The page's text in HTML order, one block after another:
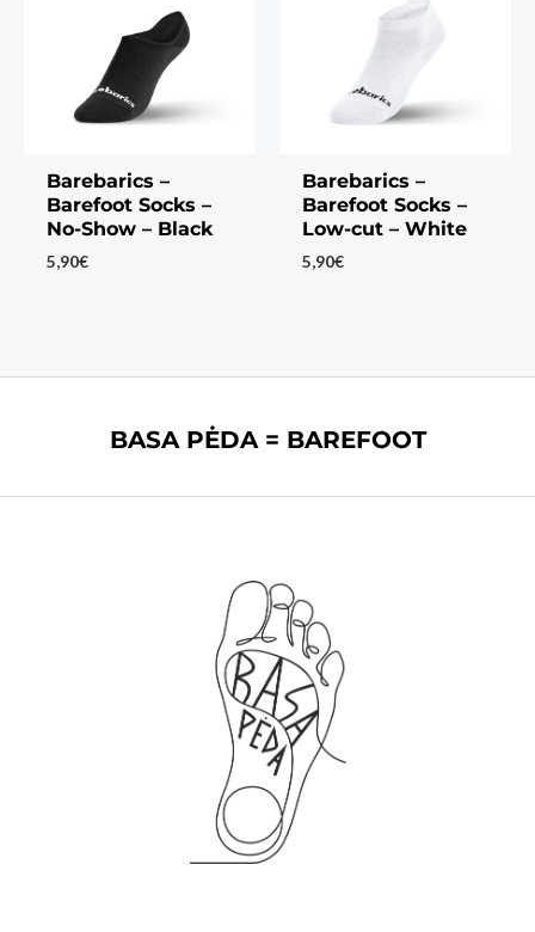
Barebarics –
Barefoot Socks –
No-Show – Black
5,90€
Barebarics –
Barefoot Socks –
Low-cut – White
5,90€
BASA PĖDA = BAREFOOT